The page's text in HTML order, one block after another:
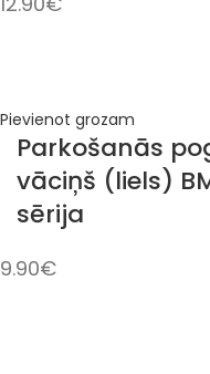
Pievienot grozam
Parkošanās
vāciņš (liels)
sērija
9.90€